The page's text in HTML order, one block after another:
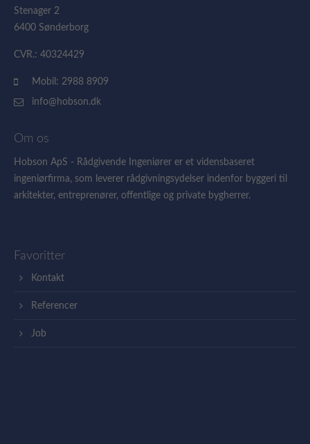
Stenager 2
6400 Sønderborg
CVR.: 40324429
Mobil: 2988 8909
info@hobson.dk
Om os
Hobson ApS - Rådgivende Ingeniører er et vidensbaseret
ingeniørfirma, som leverer rådgivningsydelser indenfor byggeri til
arkitekter, entreprenører, offentlige og private bygherrer.
Favoritter
Kontakt
Referencer
Job